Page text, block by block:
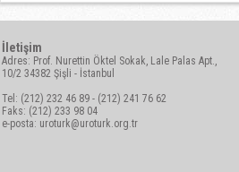
İletişim
Adres: Prof. Nurettin Öktel Sokak, Lale Palas Apt.,
10/2 34382 Şişli - İstanbul
Tel: (212) 232 46 89 - (212) 241 76 62
Faks: (212) 233 98 04
e-posta: uroturk@uroturk.org.tr